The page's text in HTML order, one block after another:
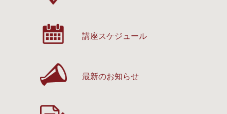
講座スケジュール
最新のお知らせ